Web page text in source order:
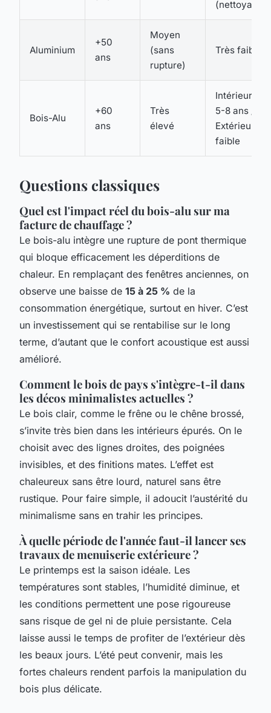
(nettoyage)
Aluminium
+50
ans
Moyen
(sans
rupture)
Très faible
Bois-Alu
+60
ans
Très
élevé
Intérieur :
5-8 ans /
Extérieur :
faible
Questions classiques
Quel est l'impact réel du bois-alu sur ma
facture de chauffage ?
Le bois-alu intègre une rupture de pont thermique
qui bloque efficacement les déperditions de
chaleur. En remplaçant des fenêtres anciennes, on
observe une baisse de 15 à 25 % de la
consommation énergétique, surtout en hiver. C’est
un investissement qui se rentabilise sur le long
terme, d’autant que le confort acoustique est aussi
amélioré.
Comment le bois de pays s'intègre-t-il dans
les décos minimalistes actuelles ?
Le bois clair, comme le frêne ou le chêne brossé,
s’invite très bien dans les intérieurs épurés. On le
choisit avec des lignes droites, des poignées
invisibles, et des finitions mates. L’effet est
chaleureux sans être lourd, naturel sans être
rustique. Pour faire simple, il adoucit l’austérité du
minimalisme sans en trahir les principes.
À quelle période de l'année faut-il lancer ses
travaux de menuiserie extérieure ?
Le printemps est la saison idéale. Les
températures sont stables, l’humidité diminue, et
les conditions permettent une pose rigoureuse
sans risque de gel ni de pluie persistante. Cela
laisse aussi le temps de profiter de l’extérieur dès
les beaux jours. L’été peut convenir, mais les
fortes chaleurs rendent parfois la manipulation du
bois plus délicate.